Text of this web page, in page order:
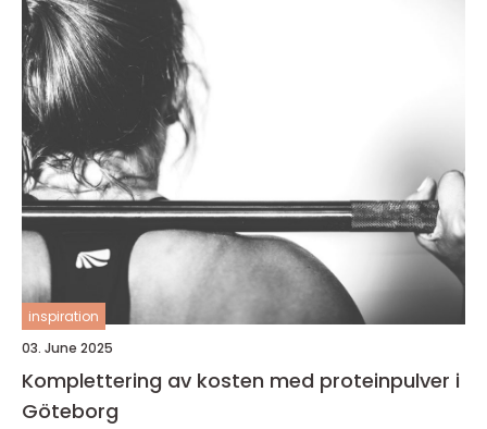
inspiration
03. June 2025
Komplettering av kosten med proteinpulver i
Göteborg